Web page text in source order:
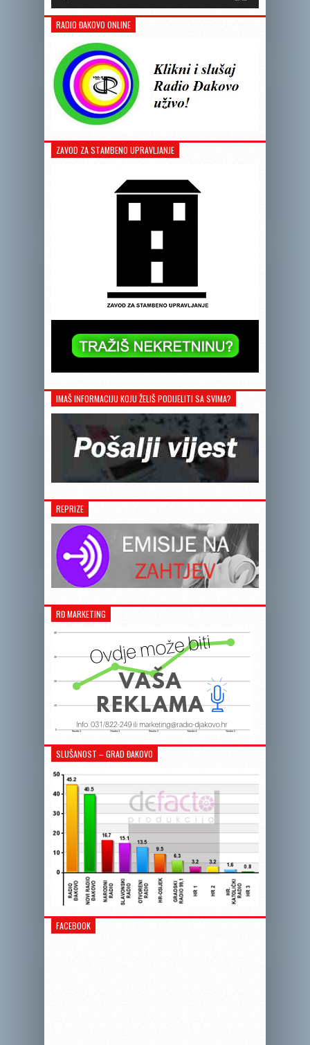
RADIO ĐAKOVO ONLINE
ZAVOD ZA STAMBENO UPRAVLJANJE
IMAŠ INFORMACIJU KOJU ŽELIŠ PODIJELITI SA SVIMA?
REPRIZE
RĐ MARKETING
SLUŠANOST – GRAD ĐAKOVO
FACEBOOK